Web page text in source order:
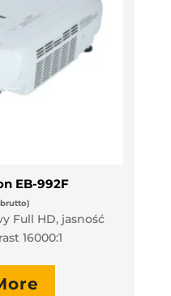
EB-992F
Full HD, jasność
16000:1